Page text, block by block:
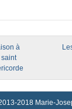
à
saint
2018 Marie-